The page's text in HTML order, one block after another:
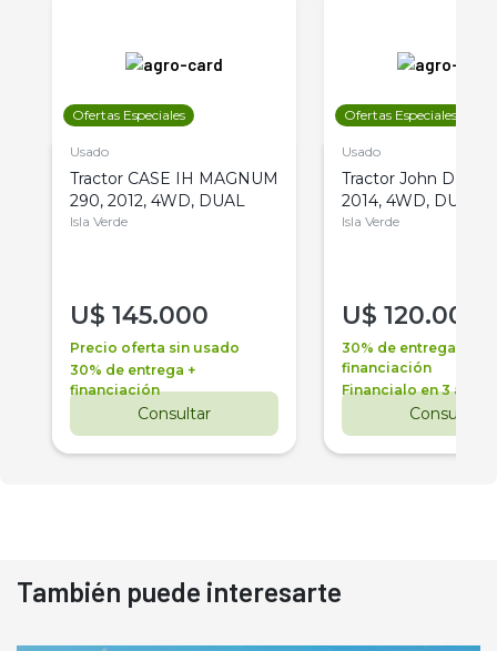
Ofertas Especiales
Usado
Tractor CASE IH MAGNUM
290, 2012, 4WD, DUAL
Isla Verde
U$ 145.000
Precio oferta sin usado
30% de entrega +
financiación
Consultar
Ofertas Especiales
Usado
Tractor John Deere
2014, 4WD, DUAL
Isla Verde
U$ 120.000
30% de entrega +
financiación
Financialo en 3 años
Consultar
También puede interesarte